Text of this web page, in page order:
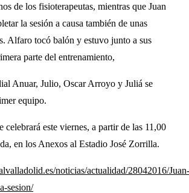
de los fisioterapeutas, mientras que Juan
la sesión a causa también de unas
Alfaro tocó balón y estuvo junto a sus
parte del entrenamiento,
Anuar, Julio, Oscar Arroyo y Juliá se
equipo.
celebrará este viernes, a partir de las 11,00
en los Anexos al Estadio José Zorrilla.
noticias/actualidad/28042016/Juan-
sesion/